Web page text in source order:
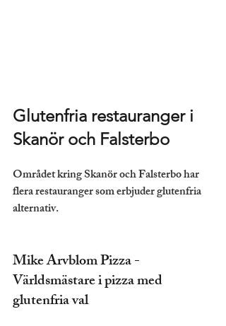
Glutenfria restauranger i
Skanör och Falsterbo
Området kring Skanör och Falsterbo har
flera restauranger som erbjuder glutenfria
alternativ.
Mike Arvblom Pizza -
Världsmästare i pizza med
glutenfria val